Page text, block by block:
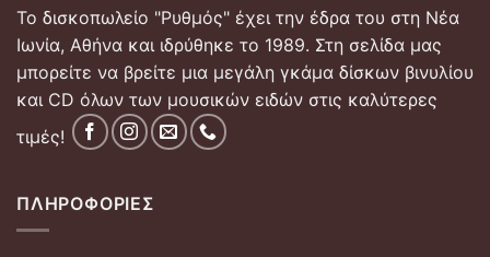
Το δισκοπωλείο "Ρυθμός" έχει την έδρα του στη Νέα
Ιωνία, Αθήνα και ιδρύθηκε το 1989. Στη σελίδα μας
μπορείτε να βρείτε μια μεγάλη γκάμα δίσκων βινυλίου
και CD όλων των μουσικών ειδών στις καλύτερες
τιμές!
ΠΛΗΡΟΦΟΡΊΕΣ